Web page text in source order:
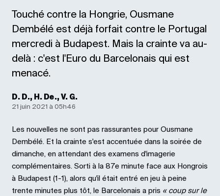
Touché contre la Hongrie, Ousmane
Dembélé est déjà forfait contre le Portugal
mercredi à Budapest. Mais la crainte va au-
delà : c'est l'Euro du Barcelonais qui est
menacé.
D. D., H. De., V. G.
21 juin 2021 à 05h46
Les nouvelles ne sont pas rassurantes pour Ousmane
Dembélé. Et la crainte s'est accentuée dans la soirée de
dimanche, en attendant des examens d'imagerie
complémentaires. Sorti à la 87e minute face aux Hongrois
à Budapest (1-1), alors qu'il était entré en jeu à peine
trente minutes plus tôt, le Barcelonais a pris « coup sur le